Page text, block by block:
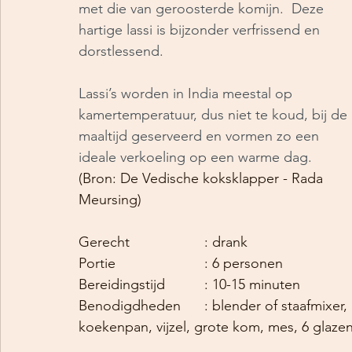
met die van geroosterde komijn.  Deze
hartige lassi is bijzonder verfrissend en
dorstlessend.
Lassi’s worden in India meestal op
kamertemperatuur, dus niet te koud, bij de
maaltijd geserveerd en vormen zo een
ideale verkoeling op een warme dag.
(Bron: De Vedische koksklapper - Rada
Meursing)
Gerecht			: drank
Portie			: 6 personen
Bereidingstijd		: 10-15 minuten
Benodigdheden	: blender of staafmixer,
koekenpan, vijzel, grote kom, mes, 6